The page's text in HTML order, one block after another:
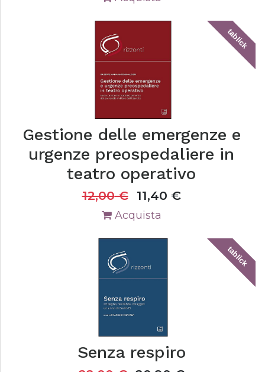
tablick
Gestione delle emergenze e
urgenze preospedaliere in
teatro operativo
12,00€ 11,40 €
Acquista
tablick
Senza respiro